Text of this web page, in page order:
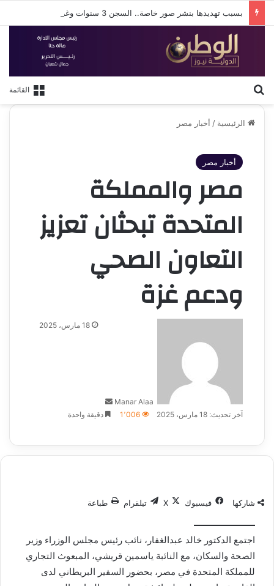
القائمة
الرئيسية / أخبار مصر
أخبار مصر
مصر والمملكة
المتحدة تبحثان تعزيز
التعاون الصحي
ودعم غزة
Manar Alaa
أرسل18 مارس، 2025
آخر تحديث: 18 مارس، 2025 1٬006 دقيقة واحدة
شاركها فيسبوك ‫X تيلقرام طباعة
اجتمع الدكتور خالد عبدالغفار، نائب رئيس مجلس الوزراء وزير
الصحة والسكان، مع النائبة ياسمين قريشي، المبعوث التجاري
للمملكة المتحدة في مصر، بحضور السفير البريطاني لدى